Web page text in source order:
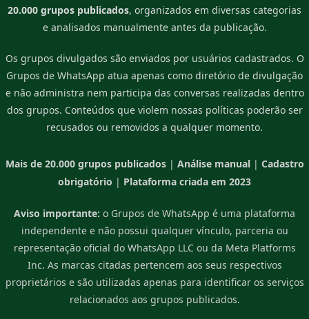
20.000 grupos publicados, organizados em diversas categorias
e analisados manualmente antes da publicação.
Os grupos divulgados são enviados por usuários cadastrados. O
Grupos de WhatsApp atua apenas como diretório de divulgação
e não administra nem participa das conversas realizadas dentro
dos grupos. Conteúdos que violem nossas políticas poderão ser
recusados ou removidos a qualquer momento.
Mais de 20.000 grupos publicados| Análise manual| Cadastro
obrigatório | Plataforma criada em 2023
Aviso importante: o Grupos de WhatsApp é uma plataforma
independente e não possui qualquer vínculo, parceria ou
representação oficial do WhatsApp LLC ou da Meta Platforms
Inc. As marcas citadas pertencem aos seus respectivos
proprietários e são utilizadas apenas para identificar os serviços
relacionados aos grupos publicados.